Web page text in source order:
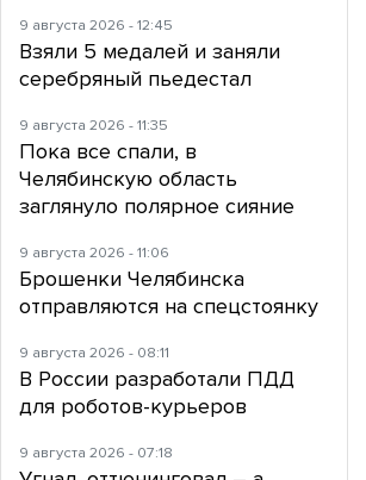
9 августа 2026 - 12:45
Взяли 5 медалей и заняли
серебряный пьедестал
9 августа 2026 - 11:35
Пока все спали, в
Челябинскую область
заглянуло полярное сияние
9 августа 2026 - 11:06
Брошенки Челябинска
отправляются на спецстоянку
9 августа 2026 - 08:11
В России разработали ПДД
для роботов-курьеров
9 августа 2026 - 07:18